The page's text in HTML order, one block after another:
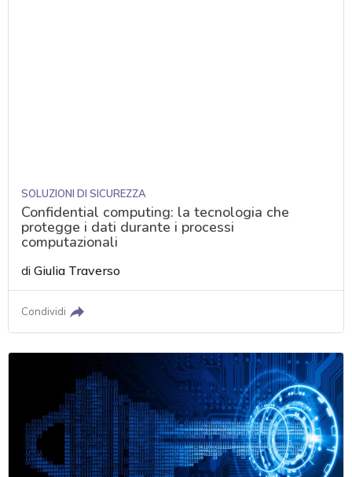
SOLUZIONI DI SICUREZZA
Confidential computing: la tecnologia che
protegge i dati durante i processi
computazionali
diGiulia Traverso
Condividi